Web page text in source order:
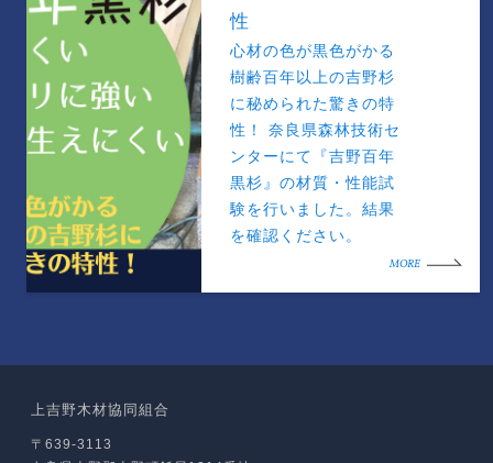
性
心材の色が黒色がかる
樹齢百年以上の吉野杉
に秘められた驚きの特
性！ 奈良県森林技術セ
ンターにて『吉野百年
黒杉』の材質・性能試
験を行いました。結果
を確認ください。
MORE
上吉野木材協同組合
〒639-3113